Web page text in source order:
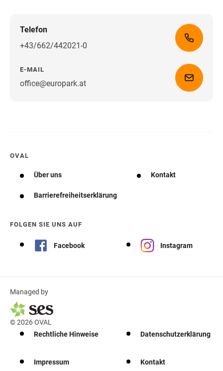
Telefon
+43/662/442021-0
E-MAIL
office@europark.atWegbeschreibung erhalten
OVAL
Über uns Kontakt
Barrierefreiheitserklärung
FOLGEN SIE UNS AUF
Facebook Instagram
Managed by
© 2026 OVAL
Rechtliche Hinweise
Datenschutzerklärung
Impressum Kontakt